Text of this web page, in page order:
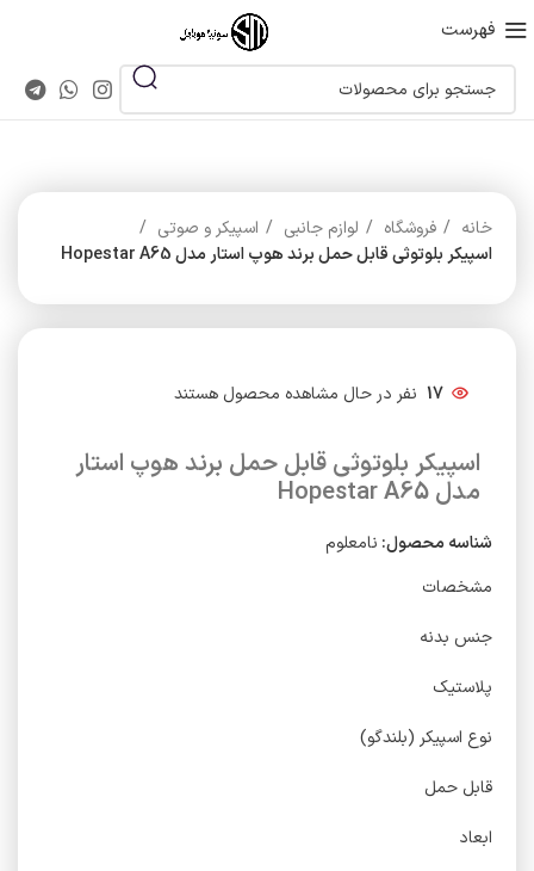
فهرست
خانه فروشگاه لوازم جانبی
اسپیکر و صوتی
اسپیکر بلوتوثی قابل حمل برند هوپ استار مدل Hopestar A65
17 نفر در حال مشاهده محصول هستند
اسپیکر بلوتوثی قابل حمل برند هوپ استار
مدل Hopestar A65
شناسه محصول: نامعلوم
مشخصات
جنس بدنه
پلاستیک
نوع اسپیکر (بلندگو)
قابل حمل
ابعاد